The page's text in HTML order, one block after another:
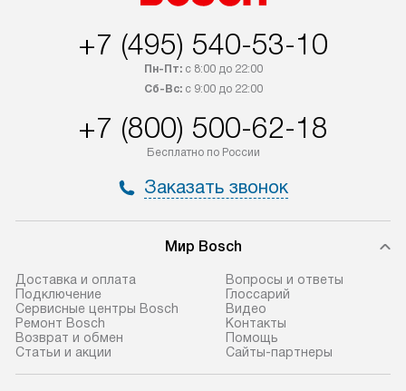
+7 (495) 540-53-10
Пн-Пт:с 8:00 до 22:00
Сб-Вс:с 9:00 до 22:00
+7 (800) 500-62-18
Бесплатно по России
Заказать звонок
Мир Bosch
Доставка и оплата
Подключение
Сервисные центры Bosch
Ремонт Bosch
Возврат и обмен
Статьи и акции
Вопросы и ответы
Глоссарий
Видео
Контакты
Помощь
Сайты-партнеры